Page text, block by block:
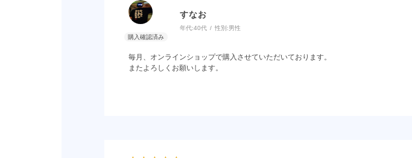
すなお
年代:40代 性別:男性
毎月、オンラインショップで購入させていただいております。
またよろしくお願いします。